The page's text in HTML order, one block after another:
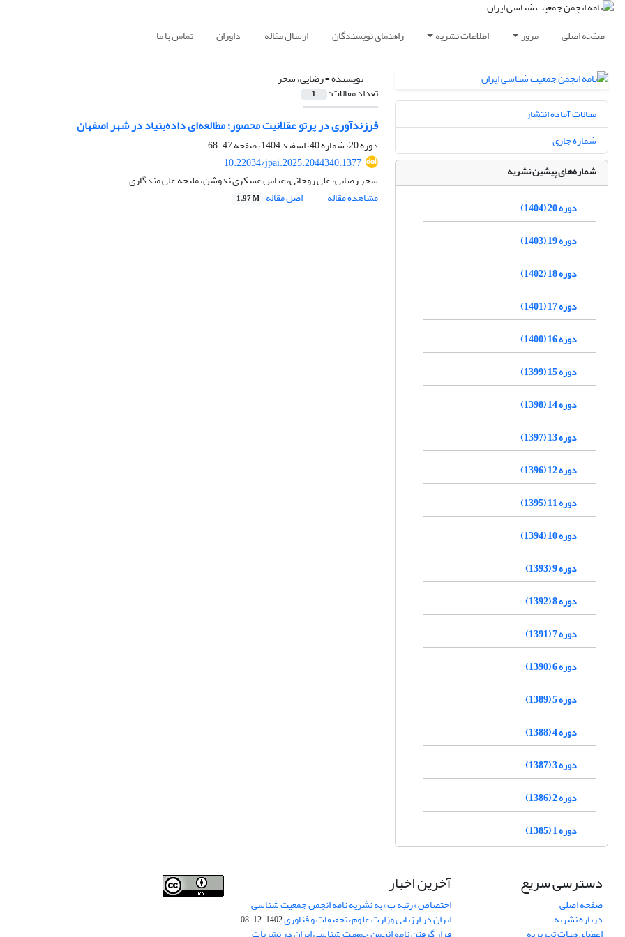
صفحه اصلی مرور اطلاعات نشریه راهنمای نویسندگان ارسال مقاله داوران تماس با ما
نویسنده =رضایی، سحر
تعداد مقالات: 1
فرزندآوری در پرتو عقلانیت محصور؛ مطالعه‌ای داده‌بنیاد در شهر اصفهان
دوره 20، شماره 40، اسفند 1404، صفحه
47-68
10.22034/jpai.2025.2044340.1377
سحر رضایی، علی روحانی، عباس عسکری ندوشن، ملیحه علی مندگاری
مشاهده مقاله
اصل مقاله 1.97 M
مقالات آماده انتشار
شماره جاری
شماره‌های پیشین نشریه
دوره 20 (1404)
دوره 19 (1403)
دوره 18 (1402)
دوره 17 (1401)
دوره 16 (1400)
دوره 15 (1399)
دوره 14 (1398)
دوره 13 (1397)
دوره 12 (1396)
دوره 11 (1395)
دوره 10 (1394)
دوره 9 (1393)
دوره 8 (1392)
دوره 7 (1391)
دوره 6 (1390)
دوره 5 (1389)
دوره 4 (1388)
دوره 3 (1387)
دوره 2 (1386)
دوره 1 (1385)
دسترسی سریع
صفحه اصلی
درباره نشریه
آخرین اخبار
اختصاص «رتبه ب» به نشریه نامه انجمن جمعیت شناسی
ایران در ارزیابی وزارت علوم، تحقیقات و فناوری1402-12-08